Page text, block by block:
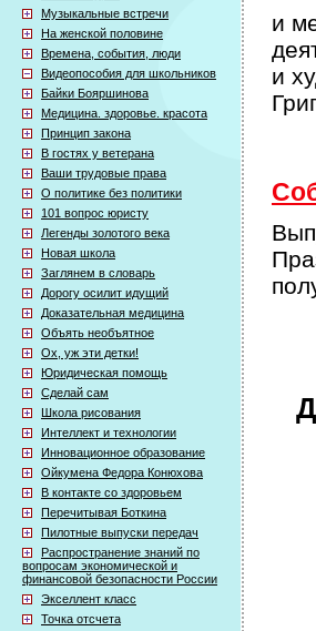
Музыкальные встречи
На женской половине
Времена, события, люди
Видеопособия для школьников
Байки Бояршинова
Медицина. здоровье. красота
Принцип закона
В гостях у ветерана
Ваши трудовые права
О политике без политики
101 вопрос юристу
Легенды золотого века
Новая школа
Заглянем в словарь
Дорогу осилит идущий
Доказательная медицина
Объять необъятное
Ох, уж эти детки!
Юридическая помощь
Сделай сам
Школа рисования
Интеллект и технологии
Инновационное образование
Ойкумена Федора Конюхова
В контакте со здоровьем
Перечитывая Боткина
Пилотные выпуски передач
Распространение знаний по
вопросам экономической и
финансовой безопасности России
Экселлент класс
Точка отсчета
и
и